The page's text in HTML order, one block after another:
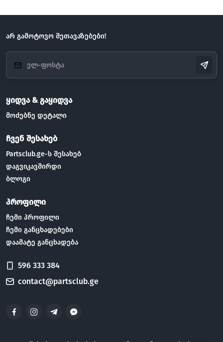
არ გამოტოვო შეთავაზებები!
ყიდვა & გაყიდვა
მოძებნე დეტალი
ჩვენ შესახებ
Partsclub.ge-ს შესახებ
დაგვიკავშირდი
ბლოგი
პროფილი
ჩემი პროფილი
ჩემი განცხადებები
დაამატე განცხადება
596 333 384
contact@partsclub.ge